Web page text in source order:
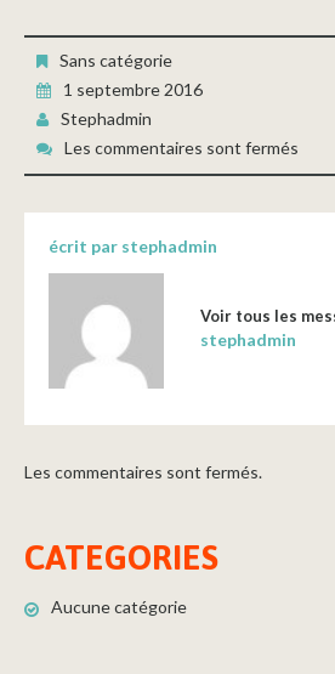
Sans catégorie
1 septembre 2016
Stephadmin
Les commentaires sont fermés
écrit par stephadmin
Voir tous les
stephadmin
Les commentaires sont fermés.
CATEGORIES
Aucune catégorie